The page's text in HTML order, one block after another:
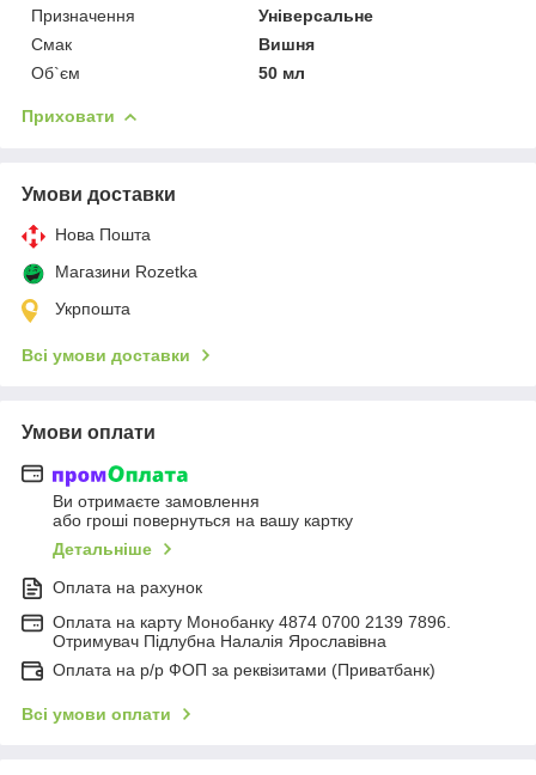
Призначення
Універсальне
Смак
Вишня
Об`єм
50 мл
Приховати
Умови доставки
Нова Пошта
Магазини Rozetka
Укрпошта
Всі умови доставки
Умови оплати
Ви отримаєте замовлення
або гроші повернуться на вашу картку
Детальніше
Оплата на рахунок
Оплата на карту Монобанку 4874 0700 2139 7896.
Отримувач Підлубна Налалія Ярославівна
Оплата на р/р ФОП за реквізитами (Приватбанк)
Всі умови оплати